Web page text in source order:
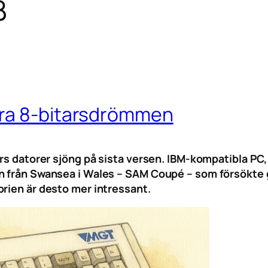
8-bitarsdrömmen
sjöng på sista versen. IBM-kompatibla
Swansea i Wales – SAM Coupé – som
är desto mer intressant.